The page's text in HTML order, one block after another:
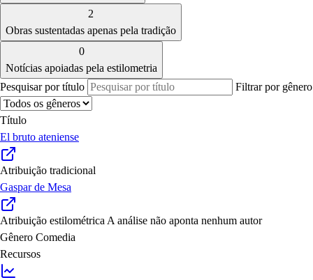
2
Obras sustentadas apenas pela tradição
0
Notícias apoiadas pela estilometria
Pesquisar por título
Filtrar por gênero
Título
El bruto ateniense
Atribuição tradicional
Gaspar de Mesa
Atribuição estilométrica A análise não aponta nenhum autor
Gênero Comedia
Recursos